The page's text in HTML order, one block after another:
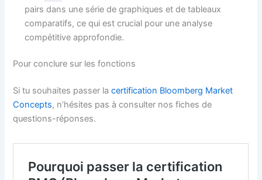
pairs dans une série de graphiques et de tableaux
comparatifs, ce qui est crucial pour une analyse
compétitive approfondie.
Pour conclure sur les fonctions
Si tu souhaites passer lacertification Bloomberg Market
Concepts, n’hésites pas à consulter nos fiches de
questions-réponses.